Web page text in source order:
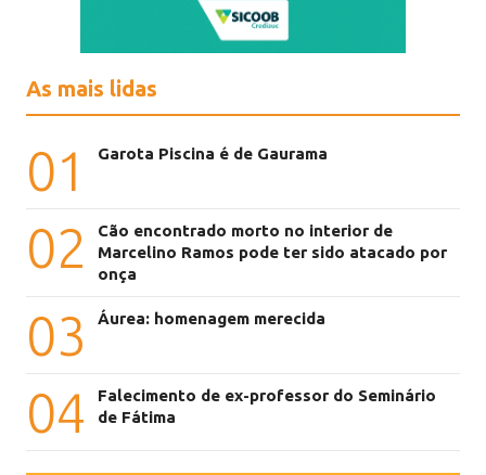
As mais lidas
01 Garota Piscina é de Gaurama
02
Cão encontrado morto no interior de
Marcelino Ramos pode ter sido atacado por
onça
03 Áurea: homenagem merecida
04
Falecimento de ex-professor do Seminário
de Fátima